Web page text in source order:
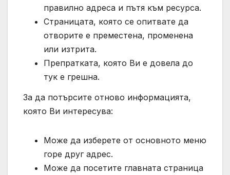
правилно адреса и пътя към ресурса.
Страницата, която се опитвате да
отворите е преместена, променена
или изтрита.
Препратката, която Ви е довела до
тук е грешна.
За да потърсите отново информацията,
която Ви интересува:
Може да изберете от основното меню
горе друг адрес.
Може да посетите главната страница